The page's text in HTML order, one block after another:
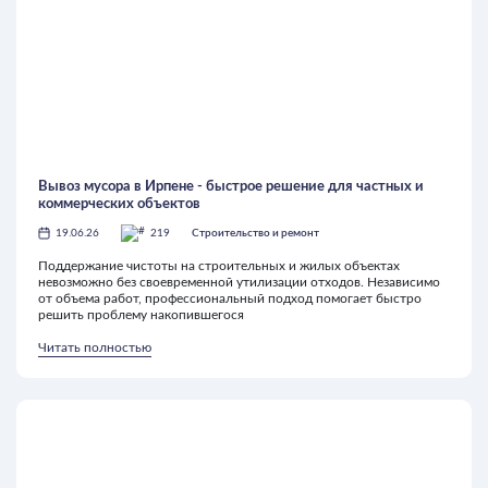
Вывоз мусора в Ирпене - быстрое решение для частных и
коммерческих объектов
19.06.26 219 Строительство и ремонт
Поддержание чистоты на строительных и жилых объектах
невозможно без своевременной утилизации отходов. Независимо
от объема работ, профессиональный подход помогает быстро
решить проблему накопившегося
Читать полностью